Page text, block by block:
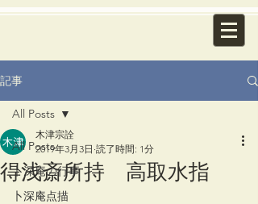
記事
All Posts
卜深庵の行事
卜深庵点描
All Posts
得浅斎所持 高取水指
木津宗詮
2019年3月3日 読了時間: 1分